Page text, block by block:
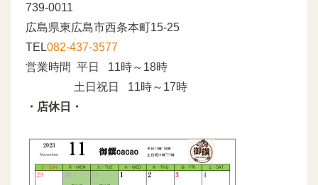
739-0011
広島県東広島市西条本町15-25
TEL082-437-3577
営業時間 平日 11時～18時
土日祝日 11時～17時
・店休日・